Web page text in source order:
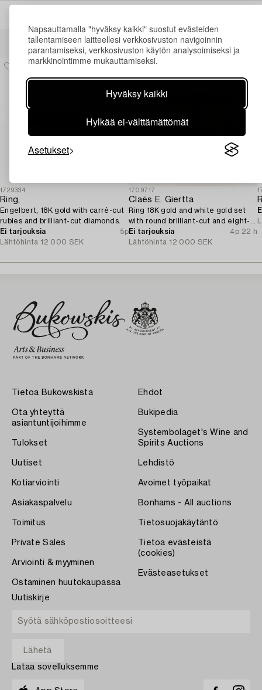
Napsauttamalla "hyväksy kaikki" suostut evästeiden
tallentamiseen laitteellesi verkkosivuston navigoinnin
parantamiseksi, verkkosivuston käytön analysoimiseksi ja
markkinointimme mukauttamiseksi.
Hyväksy kaikki
Hylkää ei-välttämättömät
Asetukset
Muiden katsomia kohteita
1729334
Ring,
Engelbert, 18K gold with carré-cut
rubies and brilliant-cut diamonds.
Ei tarjouksia
5p
Lähtöhinta 12 000 SEK
1709717
Claës E. Giertta
Ring 18K gold and white gold set
with round brilliant-cut and eight-
cut diamonds.
Ei tarjouksia
4p 22 h
Lähtöhinta 12 000 SEK
Tietoa Bukowskista
Ota yhteyttä
asiantuntijoihimme
Tulokset
Uutiset
Kotiarviointi
Asiakaspalvelu
Toimitus
Private Sales
Arviointi & myyminen
Ostaminen huutokaupassa
Ehdot
Bukipedia
Systembolaget's Wine and
Spirits Auctions
Lehdistö
Avoimet työpaikat
Bonhams - All auctions
Tietosuojakäytäntö
Tietoa evästeistä
(cookies)
Evästeasetukset
Uutiskirje
Lataa sovelluksemme